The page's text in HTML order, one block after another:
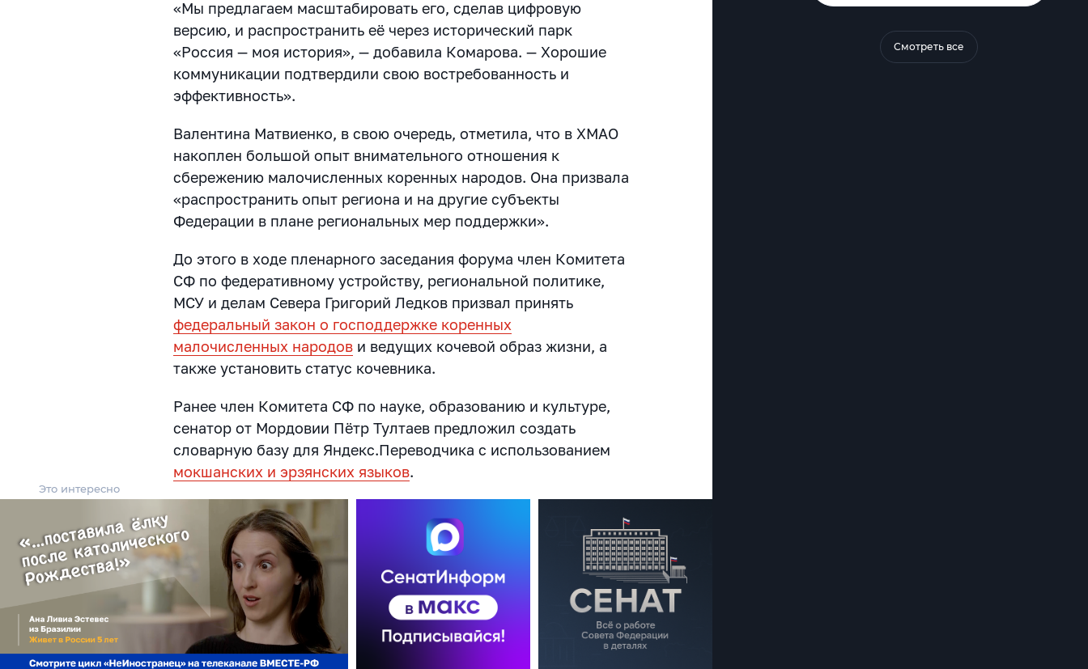
«Мы предлагаем масштабировать его, сделав цифровую
версию, и распространить её через исторический парк
«Россия — моя история», — добавила Комарова. — Хорошие
коммуникации подтвердили свою востребованность и
эффективность».
Валентина Матвиенко, в свою очередь, отметила, что в ХМАО
накоплен большой опыт внимательного отношения к
сбережению малочисленных коренных народов. Она призвала
«распространить опыт региона и на другие субъекты
Федерации в плане региональных мер поддержки».
До этого в ходе пленарного заседания форума член Комитета
СФ по федеративному устройству, региональной политике,
МСУ и делам Севера Григорий Ледков призвал принять
федеральный закон о господдержке коренных
малочисленных народов и ведущих кочевой образ жизни, а
также установить статус кочевника.
Ранее член Комитета СФ по науке, образованию и культуре,
сенатор от Мордовии Пётр Тултаев предложил создать
словарную базу для Яндекс.Переводчика с использованием
мокшанских и эрзянских языков.
Это интересно
Смотреть все